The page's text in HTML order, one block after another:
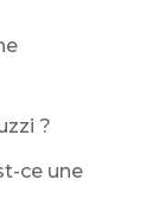
?
ce une